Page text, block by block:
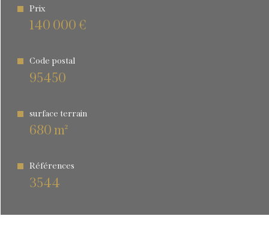
Prix
140 000 €
Code postal
95450
surface terrain
680 m²
Références
3544